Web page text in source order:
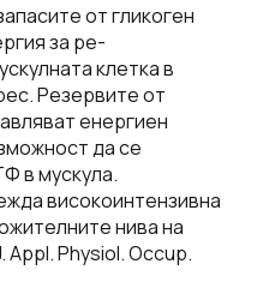
от гликоген
за ре-
клетка в
Резервите от
енергиен
да се
в мускула.
високоинтензивна
нива на
Appl. Physiol. Occup.